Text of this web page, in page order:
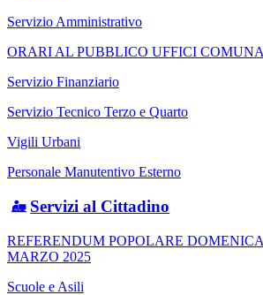
Servizio Amministrativo
ORARI AL PUBBLICO UFFICI
Servizio Finanziario
Servizio Tecnico Terzo e Quarto
Vigili Urbani
Personale Manutentivo Esterno
Servizi al Cittadino
REFERENDUM POPOLARE
MARZO 2025
Scuole e Asili